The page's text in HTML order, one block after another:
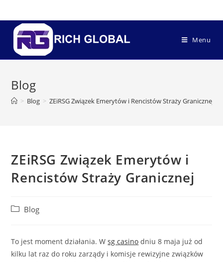
Menu
Blog
> Blog > ZEiRSG Związek Emerytów i Rencistów Straży Granicznej
ZEiRSG Związek Emerytów i
Rencistów Straży Granicznej
Blog
To jest moment działania. Wsg casino dniu 8 maja już od
kilku lat raz do roku zarządy i komisje rewizyjne związków